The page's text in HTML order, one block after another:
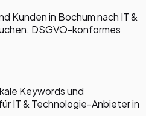
Kunden in Bochum nach IT &
DSGVO-konformes
Keywords und
IT & Technologie-Anbieter in